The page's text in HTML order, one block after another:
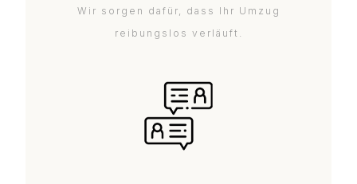
Wir sorgen dafür, dass Ihr Umzug
reibungslos verläuft.